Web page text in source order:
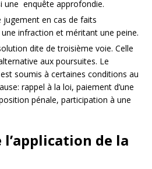
une enquête approfondie.
jugement en cas de faits
infraction et méritant une peine.
dite de troisième voie. Celle
aux poursuites. Le
soumis à certaines conditions au
rappel à la loi, paiement d’une
pénale, participation à une
l’application de la